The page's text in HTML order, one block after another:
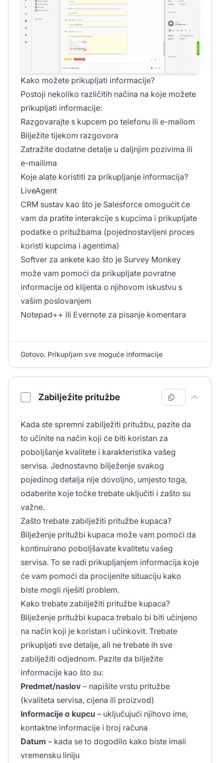
Kako možete prikupljati informacije?
Postoji nekoliko različitih načina na koje možete
prikupljati informacije:
Razgovarajte s kupcem po telefonu ili e-mailom
Bilježite tijekom razgovora
Zatražite dodatne detalje u daljnjim pozivima ili
e-mailima
Koje alate koristiti za prikupljanje informacija?
LiveAgent
CRM sustav kao što je Salesforce omogućit će
vam da pratite interakcije s kupcima i prikupljate
podatke o pritužbama (pojednostavljeni proces
koristi kupcima i agentima)
Softver za ankete kao što je Survey Monkey
može vam pomoći da prikupljate povratne
informacije od klijenta o njihovom iskustvu s
vašim poslovanjem
Notepad++ ili Evernote za pisanje komentara
Gotovo. Prikupljam sve moguće informacije
Zabilježite pritužbe
Kada ste spremni zabilježiti pritužbu, pazite da
to učinite na način koji će biti koristan za
poboljšanje kvalitete i karakteristika vašeg
servisa. Jednostavno bilježenje svakog
pojedinog detalja nije dovoljno, umjesto toga,
odaberite koje točke trebate uključiti i zašto su
važne.
Zašto trebate zabilježiti pritužbe kupaca?
Bilježenje pritužbi kupaca može vam pomoći da
kontinuirano poboljšavate kvalitetu vašeg
servisa. To se radi prikupljanjem informacija koje
će vam pomoći da procijenite situaciju kako
biste mogli riješiti problem.
Kako trebate zabilježiti pritužbe kupaca?
Bilježenje pritužbi kupaca trebalo bi biti učinjeno
na način koji je koristan i učinkovit. Trebate
prikupljati sve detalje, ali ne trebate ih sve
zabilježiti odjednom. Pazite da bilježite
informacije kao što su:
Predmet/naslov – napišite vrstu pritužbe
(kvaliteta servisa, cijena ili proizvod)
Informacije o kupcu – uključujući njihovo ime,
kontaktne informacije i broj računa
Datum – kada se to dogodilo kako biste imali
vremensku liniju